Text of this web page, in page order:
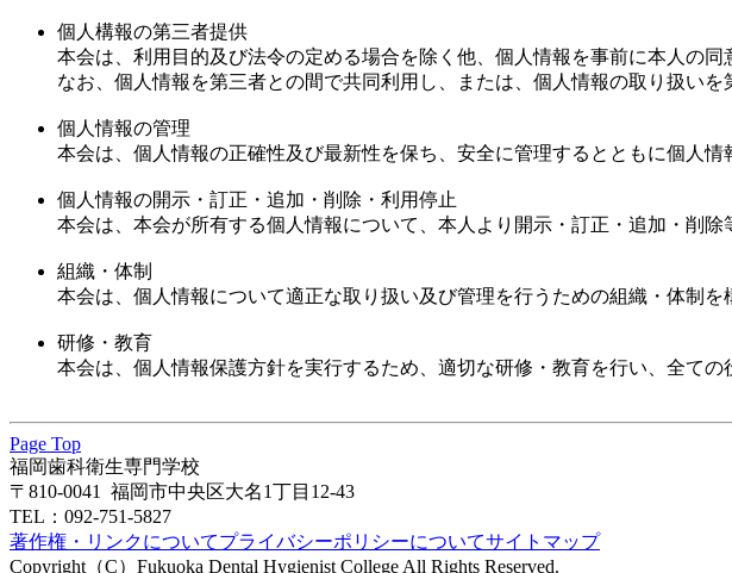
個人構報の第三者提供
本会は、利用目的及び法令の定める場合を除く他、個人情報を事前に本人の同
なお、個人情報を第三者との間で共同利用し、または、個人情報の取り扱い
個人情報の管理
本会は、個人情報の正確性及び最新性を保ち、安全に管理するとともに個人
個人情報の開示・訂正・追加・削除・利用停止
本会は、本会が所有する個人情報について、本人より開示・訂正・追加・削
組織・体制
本会は、個人情報について適正な取り扱い及び管理を行うための組織・体制を
研修・教育
本会は、個人情報保護方針を実行するため、適切な研修・教育を行い、全ての
Page Top
福岡歯科衛生専門学校
〒810-0041 福岡市中央区大名1丁目12-43
TEL：092-751-5827
著作権・リンクについてプライバシーポリシーについてサイトマップ
Copyright（C）Fukuoka Dental Hygienist College All Rights Reserved.